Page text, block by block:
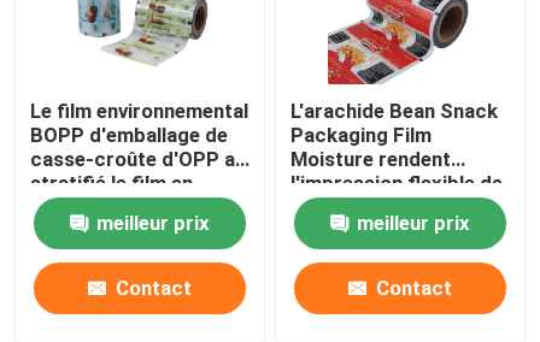
Le film environnemental
BOPP d'emballage de
casse-croûte d'OPP a
stratifié le film en
plastique de
empaquetage
d'enveloppe de
nourriture de films
meilleur prix
Contact
L'arachide Bean Snack
Packaging Film
Moisture rendent
l'impression flexible de
empaquetage
résistante de catégorie
comestible de petit
pain en plastique
meilleur prix
Contact